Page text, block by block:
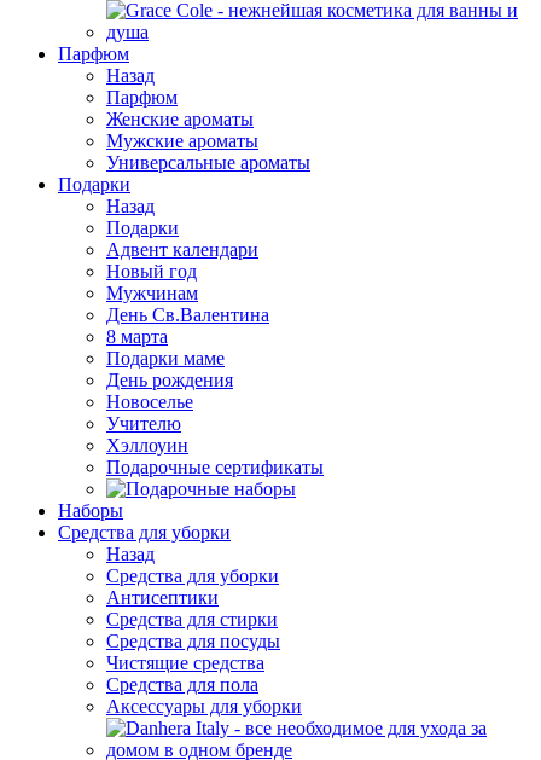
Парфюм
Назад
Парфюм
Женские ароматы
Мужские ароматы
Универсальные ароматы
Подарки
Назад
Подарки
Адвент календари
Новый год
Мужчинам
День Св.Валентина
8 марта
Подарки маме
День рождения
Новоселье
Учителю
Хэллоуин
Подарочные сертификаты
Наборы
Средства для уборки
Назад
Средства для уборки
Антисептики
Средства для стирки
Средства для посуды
Чистящие средства
Средства для пола
Аксессуары для уборки